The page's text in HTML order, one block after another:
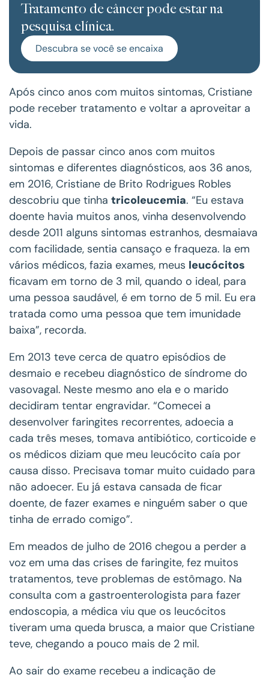
Tratamento de câncer pode estar na
pesquisa clínica.
Descubra se você se encaixa
Após cinco anos com muitos sintomas, Cristiane
pode receber tratamento e voltar a aproveitar a
vida.
Depois de passar cinco anos com muitos
sintomas e diferentes diagnósticos, aos 36 anos,
em 2016, Cristiane de Brito Rodrigues Robles
descobriu que tinha tricoleucemia. “Eu estava
doente havia muitos anos, vinha desenvolvendo
desde 2011 alguns sintomas estranhos, desmaiava
com facilidade, sentia cansaço e fraqueza. Ia em
vários médicos, fazia exames, meus leucócitos
ficavam em torno de 3 mil, quando o ideal, para
uma pessoa saudável, é em torno de 5 mil. Eu era
tratada como uma pessoa que tem imunidade
baixa”, recorda.
Em 2013 teve cerca de quatro episódios de
desmaio e recebeu diagnóstico de síndrome do
vasovagal. Neste mesmo ano ela e o marido
decidiram tentar engravidar. “Comecei a
desenvolver faringites recorrentes, adoecia a
cada três meses, tomava antibiótico, corticoide e
os médicos diziam que meu leucócito caía por
causa disso. Precisava tomar muito cuidado para
não adoecer. Eu já estava cansada de ficar
doente, de fazer exames e ninguém saber o que
tinha de errado comigo”.
Em meados de julho de 2016 chegou a perder a
voz em uma das crises de faringite, fez muitos
tratamentos, teve problemas de estômago. Na
consulta com a gastroenterologista para fazer
endoscopia, a médica viu que os leucócitos
tiveram uma queda brusca, a maior que Cristiane
teve, chegando a pouco mais de 2 mil.
Ao sair do exame recebeu a indicação de